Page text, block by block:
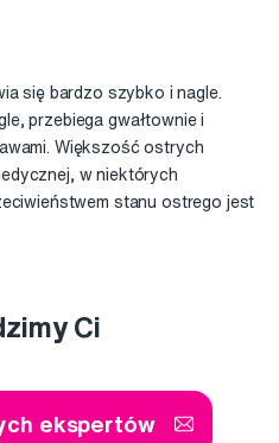
się bardzo szybko i nagle.
przebiega gwałtownie i
Większość ostrych
w niektórych
stanu ostrego jest
Ci
ekspertów